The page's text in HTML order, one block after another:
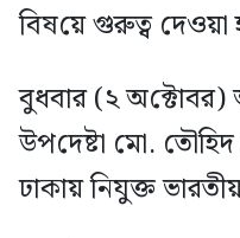
বিষ‌য়ে গুরুত্ব দেওয়া
বুধবার (২ অ‌ক্টোবর)
উপ‌দেষ্টা মো.
ঢাকায় নিযুক্ত